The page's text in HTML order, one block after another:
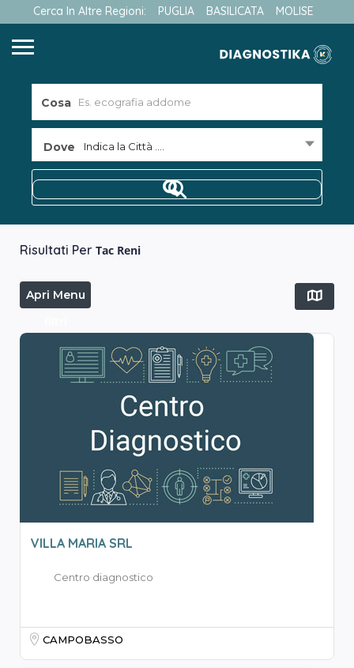
Cerca In Altre Regioni: PUGLIA BASILICATA MOLISE
Cosa
Dove Indica la Città ....
Risultati Per Tac Reni
Apri Menu
VILLA MARIA SRL
Centro diagnostico
CAMPOBASSO